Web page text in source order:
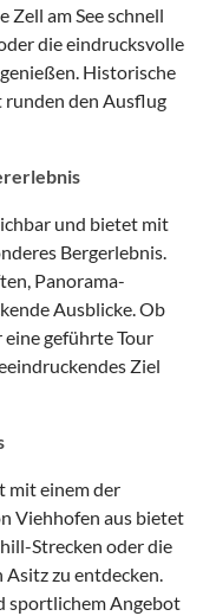
Zell am See schnell
die eindrucksvolle
Historische
runden den Ausflug
und bietet mit
Bergerlebnis.
Panorama-
Ausblicke. Ob
geführte Tour
Ziel
mit einem der
Viehhofen aus bietet
Strecken oder die
zu entdecken.
sportlichem Angebot